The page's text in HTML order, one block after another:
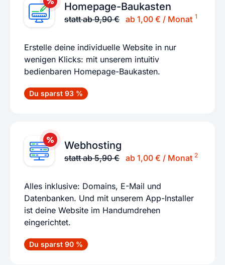
Homepage-Baukasten
statt ab 9,90 € ab 1,00 € / Monat 1
Erstelle deine individuelle Website in nur
wenigen Klicks: mit unserem intuitiv
bedienbaren Homepage-Baukasten.
Du sparst 93 %
Webhosting
statt ab 5,90 € ab 1,00 € / Monat 2
Alles inklusive: Domains, E-Mail und
Datenbanken. Und mit unserem App-Installer
ist deine Website im Handumdrehen
eingerichtet.
Du sparst 90 %